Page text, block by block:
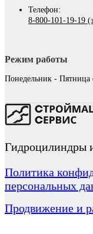
Телефон:
8-800-101-19-19
Режим работы
Понедельник - Пятница
Гидроцилиндры
Политика
персональных
Продвижение и